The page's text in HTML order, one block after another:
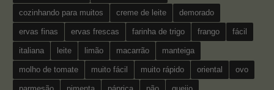
cozinhando para muitos creme de leite demorado
ervas finas ervas frescas farinha de trigo frango fácil
italiana leite limão macarrão manteiga
molho de tomate muito fácil muito rápido oriental ovo